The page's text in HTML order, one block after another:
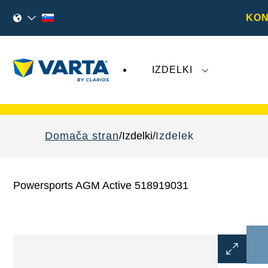
IZDELKI
Domača stran Izdelki Izdelek
Powersports AGM Active 518919031
Odprite
dialogno